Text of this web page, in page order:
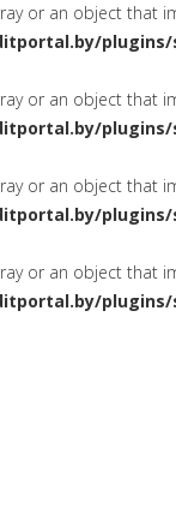
or an object that
plugins/
or an object that
plugins/
or an object that
plugins/
or an object that
plugins/